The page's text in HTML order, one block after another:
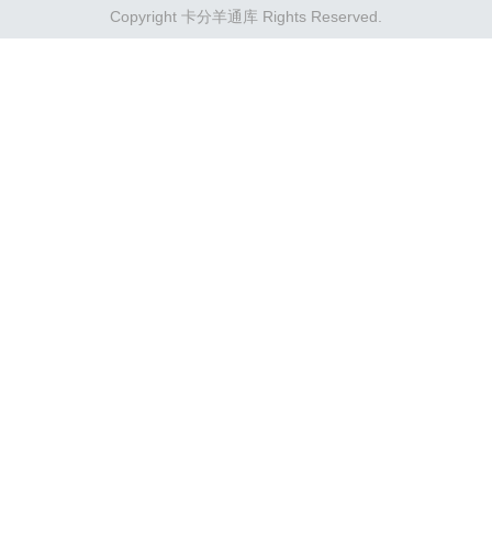
减轻了一次性付款的压力。然而，有些
用户可能遇到了如何提取“美团...
Copyright 卡分羊通库 Rights Reserved.